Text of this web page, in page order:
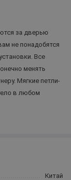
за дверью
не понадобятся
Все
менять
Мягкие петли-
в любом
Китай